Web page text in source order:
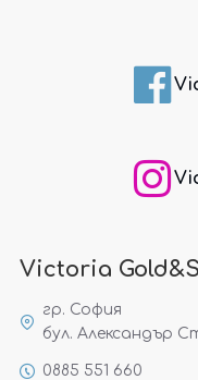
Victoria
гр. София
бул. Александър
0885 551 660